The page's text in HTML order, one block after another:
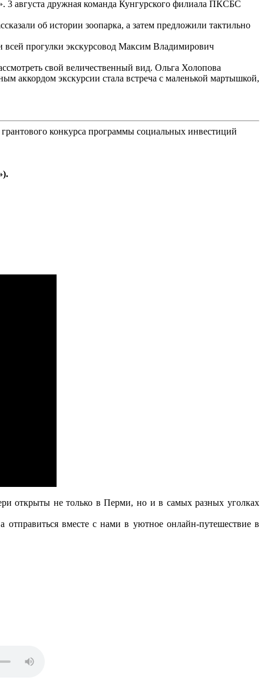
3 августа дружная команда Кунгурского филиала ПКСБС
об истории зоопарка, а затем предложили тактильно
всей прогулки экскурсовод Максим Владимирович
свой величественный вид. Ольга Холопова
аккордом экскурсии стала встреча с маленькой мартышкой,
грантового конкурса программы социальных инвестиций
открыты не только в Перми, но и в самых разных уголках
вместе с нами в уютное онлайн-путешествие в